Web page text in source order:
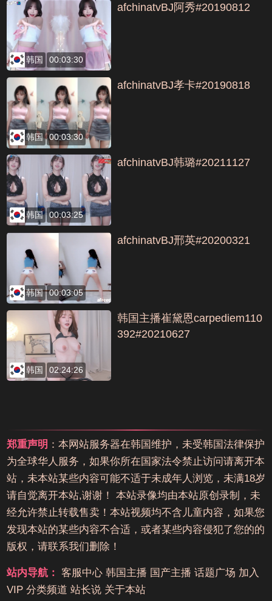
韩国 00:03:30
afchinatvBJ阿秀#20190812
韩国 00:03:30
afchinatvBJ孝卡#20190818
韩国 00:03:25
afchinatvBJ韩璐#20211127
韩国 00:03:05
afchinatvBJ邢英#20200321
韩国 02:24:26
韩国主播崔黛恩carpediem110
392#20210627
郑重声明 ：本网站服务器在韩国维护，未受韩国法律保护
为全球华人服务，如果你所在国家法令禁止访问请离开本
站，未本站某些内容可能不适于未成年人浏览，未满18岁
请自觉离开本站,谢谢！ 本站录像均由本站原创录制，未
经允许禁止转载售卖！本站视频均不含儿童内容，如果您
发现本站的某些内容不合适，或者某些内容侵犯了您的的
版权，请联系我们删除！
站内导航： 客服中心 韩国主播 国产主播 话题广场 加入
VIP 分类频道 站长说 关于本站